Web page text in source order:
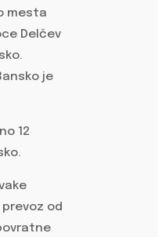
mesta
Delčev
je
12
od